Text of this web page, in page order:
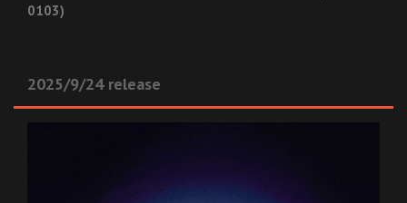
0103)
2025/9/24 release